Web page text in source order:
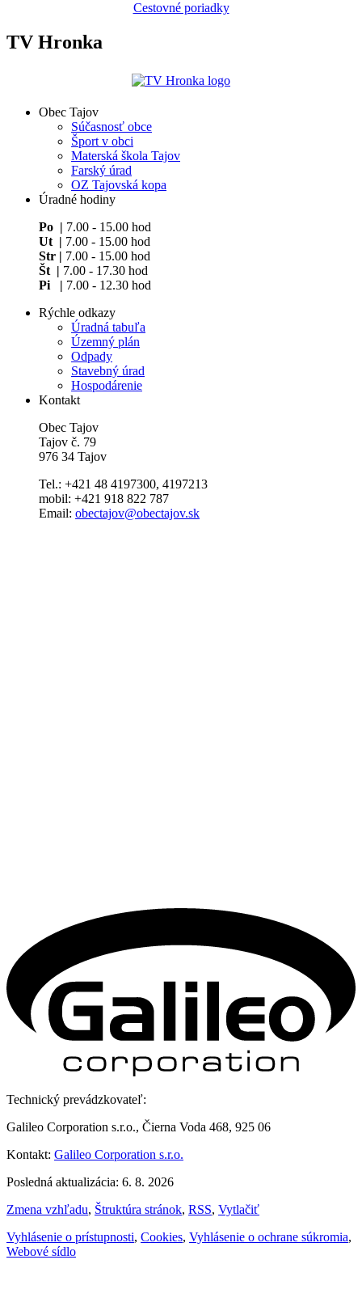
Cestovné poriadky
TV Hronka
Obec Tajov
Súčasnosť obce
Šport v obci
Materská škola Tajov
Farský úrad
OZ Tajovská kopa
Úradné hodiny
Po | 7.00 - 15.00 hod
Ut | 7.00 - 15.00 hod
Str | 7.00 - 15.00 hod
Št | 7.00 - 17.30 hod
Pi | 7.00 - 12.30 hod
Rýchle odkazy
Úradná tabuľa
Územný plán
Odpady
Stavebný úrad
Hospodárenie
Kontakt
Obec Tajov
Tajov č. 79
976 34 Tajov
Tel.: +421 48 4197300, 4197213
mobil: +421 918 822 787
Email: obectajov@obectajov.sk
Technický prevádzkovateľ:
Galileo Corporation s.r.o., Čierna Voda 468, 925 06
Kontakt: Galileo Corporation s.r.o.
Posledná aktualizácia: 6. 8. 2026
Zmena vzhľadu, Štruktúra stránok, RSS, Vytlačiť
Vyhlásenie o prístupnosti, Cookies, Vyhlásenie o ochrane súkromia,
Webové sídlo